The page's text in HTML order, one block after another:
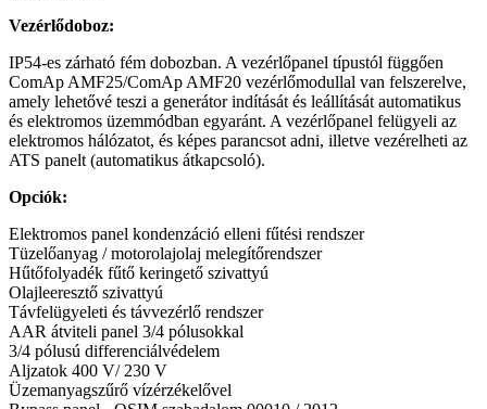
Vezérlődoboz:
IP54-es zárható fém dobozban. A vezérlőpanel típustól függően
ComAp AMF25/ComAp AMF20 vezérlőmodullal van felszerelve,
amely lehetővé teszi a generátor indítását és leállítását automatikus
és elektromos üzemmódban egyaránt. A vezérlőpanel felügyeli az
elektromos hálózatot, és képes parancsot adni, illetve vezérelheti az
ATS panelt (automatikus átkapcsoló).
Opciók:
Elektromos panel kondenzáció elleni fűtési rendszer
Tüzelőanyag / motorolajolaj melegítőrendszer
Hűtőfolyadék fűtő keringető szivattyú
Olajleeresztő szivattyú
Távfelügyeleti és távvezérlő rendszer
AAR átviteli panel 3/4 pólusokkal
3/4 pólusú differenciálvédelem
Aljzatok 400 V/ 230 V
Üzemanyagszűrő vízérzékelővel